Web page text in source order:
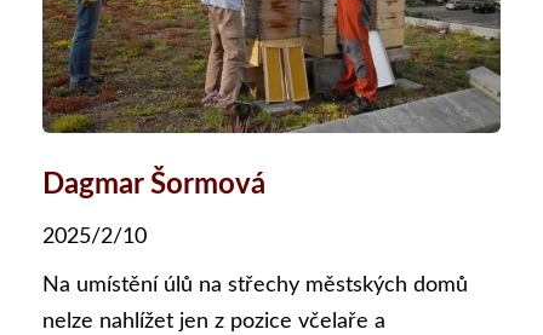
Dagmar Šormová
2025/2/10
Na umístění úlů na střechy městských domů
nelze nahlížet jen z pozice včelaře a